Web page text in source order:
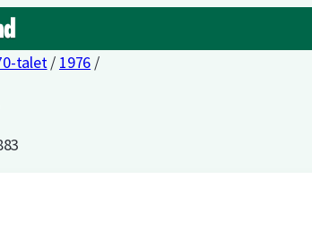
talet/ 1976 /